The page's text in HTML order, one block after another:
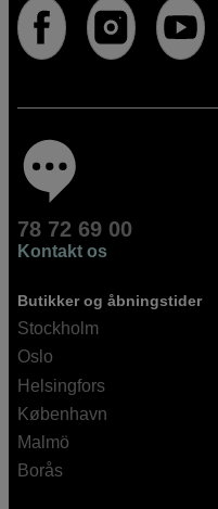
78 72 69 00
Kontakt os
Butikker og åbningstider
Stockholm
Oslo
Helsingfors
København
Malmö
Borås